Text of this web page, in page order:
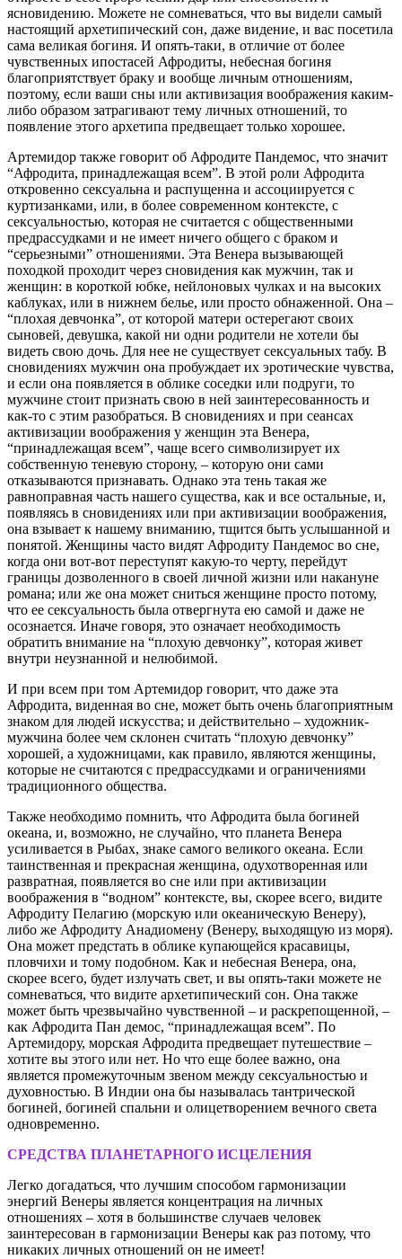
ясновидению. Можете не сомневаться, что вы видели самый
настоящий архетипический сон, даже видение, и вас посетила
сама великая богиня. И опять-таки, в отличие от более
чувственных ипостасей Афродиты, небесная богиня
благоприятствует браку и вообще личным отношениям,
поэтому, если ваши сны или активизация воображения каким-
либо образом затрагивают тему личных отношений, то
появление этого архетипа предвещает только хорошее.
Артемидор также говорит об Афродите Пандемос, что значит
“Афродита, принадлежащая всем”. В этой роли Афродита
откровенно сексуальна и распущенна и ассоциируется с
куртизанками, или, в более современном контексте, с
сексуальностью, которая не считается с общественными
предрассудками и не имеет ничего общего с браком и
“серьезными” отношениями. Эта Венера вызывающей
походкой проходит через сновидения как мужчин, так и
женщин: в короткой юбке, нейлоновых чулках и на высоких
каблуках, или в нижнем белье, или просто обнаженной. Она –
“плохая девчонка”, от которой матери остерегают своих
сыновей, девушка, какой ни одни родители не хотели бы
видеть свою дочь. Для нее не существует сексуальных табу. В
сновидениях мужчин она пробуждает их эротические чувства,
и если она появляется в облике соседки или подруги, то
мужчине стоит признать свою в ней заинтересованность и
как-то с этим разобраться. В сновидениях и при сеансах
активизации воображения у женщин эта Венера,
“принадлежащая всем”, чаще всего символизирует их
собственную теневую сторону, – которую они сами
отказываются признавать. Однако эта тень такая же
равноправная часть нашего существа, как и все остальные, и,
появляясь в сновидениях или при активизации воображения,
она взывает к нашему вниманию, тщится быть услышанной и
понятой. Женщины часто видят Афродиту Пандемос во сне,
когда они вот-вот переступят какую-то черту, перейдут
границы дозволенного в своей личной жизни или накануне
романа; или же она может сниться женщине просто потому,
что ее сексуальность была отвергнута ею самой и даже не
осознается. Иначе говоря, это означает необходимость
обратить внимание на “плохую девчонку”, которая живет
внутри неузнанной и нелюбимой.
И при всем при том Артемидор говорит, что даже эта
Афродита, виденная во сне, может быть очень благоприятным
знаком для людей искусства; и действительно – художник-
мужчина более чем склонен считать “плохую девчонку”
хорошей, а художницами, как правило, являются женщины,
которые не считаются с предрассудками и ограничениями
традиционного общества.
Также необходимо помнить, что Афродита была богиней
океана, и, возможно, не случайно, что планета Венера
усиливается в Рыбах, знаке самого великого океана. Если
таинственная и прекрасная женщина, одухотворенная или
развратная, появляется во сне или при активизации
воображения в “водном” контексте, вы, скорее всего, видите
Афродиту Пелагию (морскую или океаническую Венеру),
либо же Афродиту Анадиомену (Венеру, выходящую из моря).
Она может предстать в облике купающейся красавицы,
пловчихи и тому подобном. Как и небесная Венера, она,
скорее всего, будет излучать свет, и вы опять-таки можете не
сомневаться, что видите архетипический сон. Она также
может быть чрезвычайно чувственной – и раскрепощенной, –
как Афродита Пан демос, “принадлежащая всем”. По
Артемидору, морская Афродита предвещает путешествие –
хотите вы этого или нет. Но что еще более важно, она
является промежуточным звеном между сексуальностью и
духовностью. В Индии она бы называлась тантрической
богиней, богиней спальни и олицетворением вечного света
одновременно.
СРЕДСТВА ПЛАНЕТАРНОГО ИСЦЕЛЕНИЯ
Легко догадаться, что лучшим способом гармонизации
энергий Венеры является концентрация на личных
отношениях – хотя в большинстве случаев человек
заинтересован в гармонизации Венеры как раз потому, что
никаких личных отношений он не имеет!